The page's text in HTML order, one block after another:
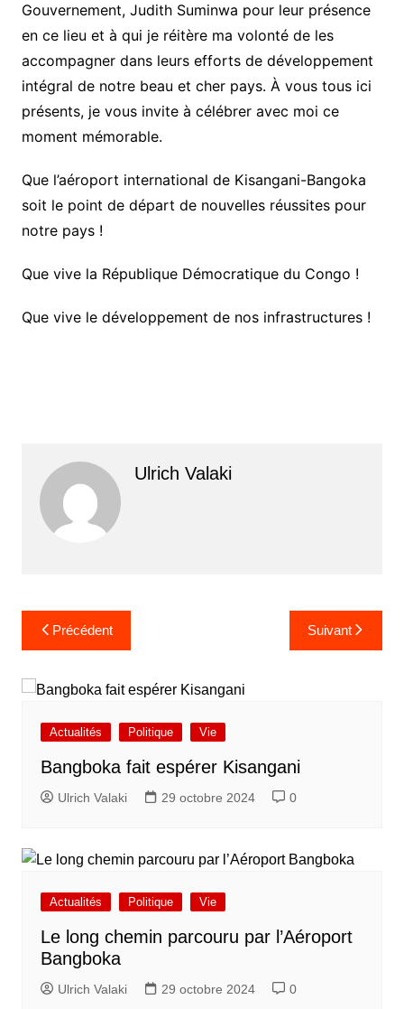
Gouvernement, Judith Suminwa pour leur présence
en ce lieu et à qui je réitère ma volonté de les
accompagner dans leurs efforts de développement
intégral de notre beau et cher pays. À vous tous ici
présents, je vous invite à célébrer avec moi ce
moment mémorable.
Que l’aéroport international de Kisangani-Bangoka
soit le point de départ de nouvelles réussites pour
notre pays !
Que vive la République Démocratique du Congo !
Que vive le développement de nos infrastructures !
Ulrich Valaki
Navigation
de
l’article
Précédent Suivant
Actualités Politique Vie
Bangboka fait espérer Kisangani
Ulrich Valaki 29 octobre 2024 0
Actualités Politique Vie
Le long chemin parcouru par l’Aéroport
Bangboka
Ulrich Valaki 29 octobre 2024 0